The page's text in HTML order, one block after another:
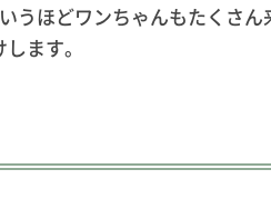
ほどワンちゃんもたく
ます。